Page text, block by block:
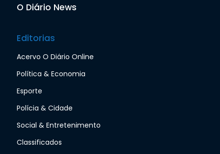
O Diário News
Editorias
Acervo O Diário Online
Política & Economia
Esporte
Polícia & Cidade
Social & Entretenimento
Classificados